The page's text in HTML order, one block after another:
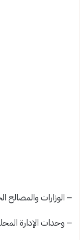
– الوزارات والمصالح
– وحدات الإدارة